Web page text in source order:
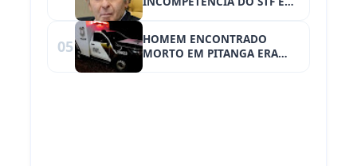
05
HOMEM ENCONTRADO
MORTO EM PITANGA ERA